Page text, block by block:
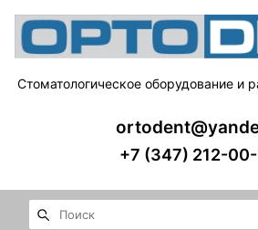
Стоматологическое оборудование и
+7 (347) 212-